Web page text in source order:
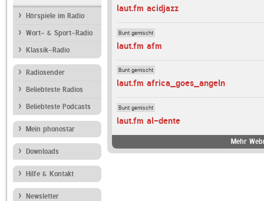
Hörspiele im Radio
Wort- & Sport-Radio
Klassik-Radio
Radiosender
Beliebteste Radios
Beliebteste Podcasts
Mein phonostar
Downloads
Hilfe & Kontakt
Newsletter
laut.fm acidjazz
Bunt gemischt
laut.fm afm
Bunt gemischt
laut.fm africa_goes_angeln
Bunt gemischt
laut.fm al-dente
Mehr